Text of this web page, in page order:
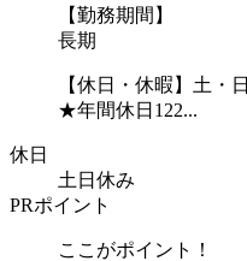
【勤務期間】
長期
【休日・休暇】土・日
★年間休日122...
休日
土日休み
PRポイント
ここがポイント！